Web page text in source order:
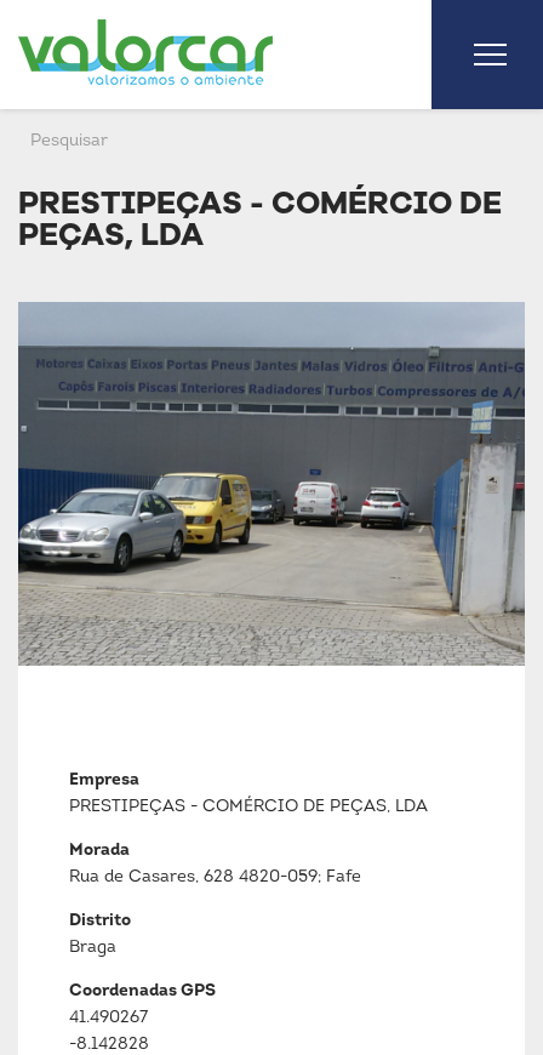
PRESTIPEÇAS - COMÉRCIO DE
PEÇAS, LDA
Empresa
PRESTIPEÇAS - COMÉRCIO DE PEÇAS, LDA
Morada
Rua de Casares, 628 4820-059; Fafe
Distrito
Braga
Coordenadas GPS
41.490267
-8.142828